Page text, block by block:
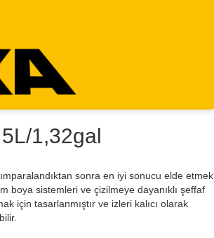
1,32gal
sonra en iyi sonucu elde etmek
boya sistemleri ve çizilmeye dayanıklı şeffaf
için tasarlanmıştır ve izleri kalıcı olarak